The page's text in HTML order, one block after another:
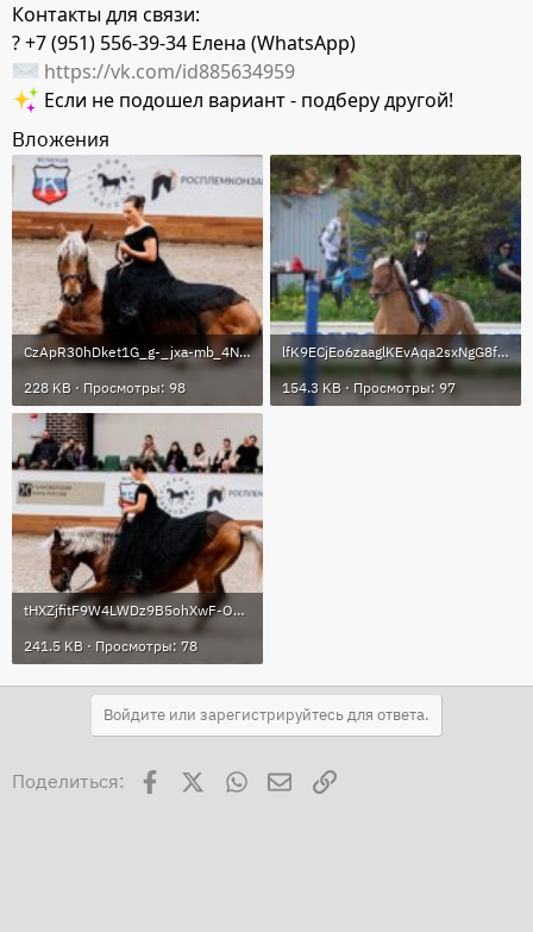
Контакты для связи:
? +7 (951) 556-39-34 Елена (WhatsApp)
https://vk.com/id885634959
Если не подошел вариант - подберу другой!
Вложения
CzApR30hDket1G_g-_jxa-mb_4NrYbie-_iGURliB8IZhduPM04Xsq9EKRe8V3eMUDkN_tW-ZSx2TCDmV4IKfGNA-1.jpg
228 KB · Просмотры: 98
lfK9ECjEo6zaaglKEvAqa2sxNgG8fwMDeRgsRREfwwl1UgTFS9yTAIzbEpQRaoM0ocsDhidvriBi-6ky8M4m7P-_-1.jpg
154.3 KB · Просмотры: 97
tHXZjfitF9W4LWDz9B5ohXwF-Op3dKVEQTs1YG_ZP_qzjqYrCJanKkXJ6CjaKmnrJURDDli553LZA4jOq9MFA9OA-1.jpg
241.5 KB · Просмотры: 78
Войдите или зарегистрируйтесь для ответа.
Поделиться: Facebook WhatsAppЭлектронная почта
Ссылка